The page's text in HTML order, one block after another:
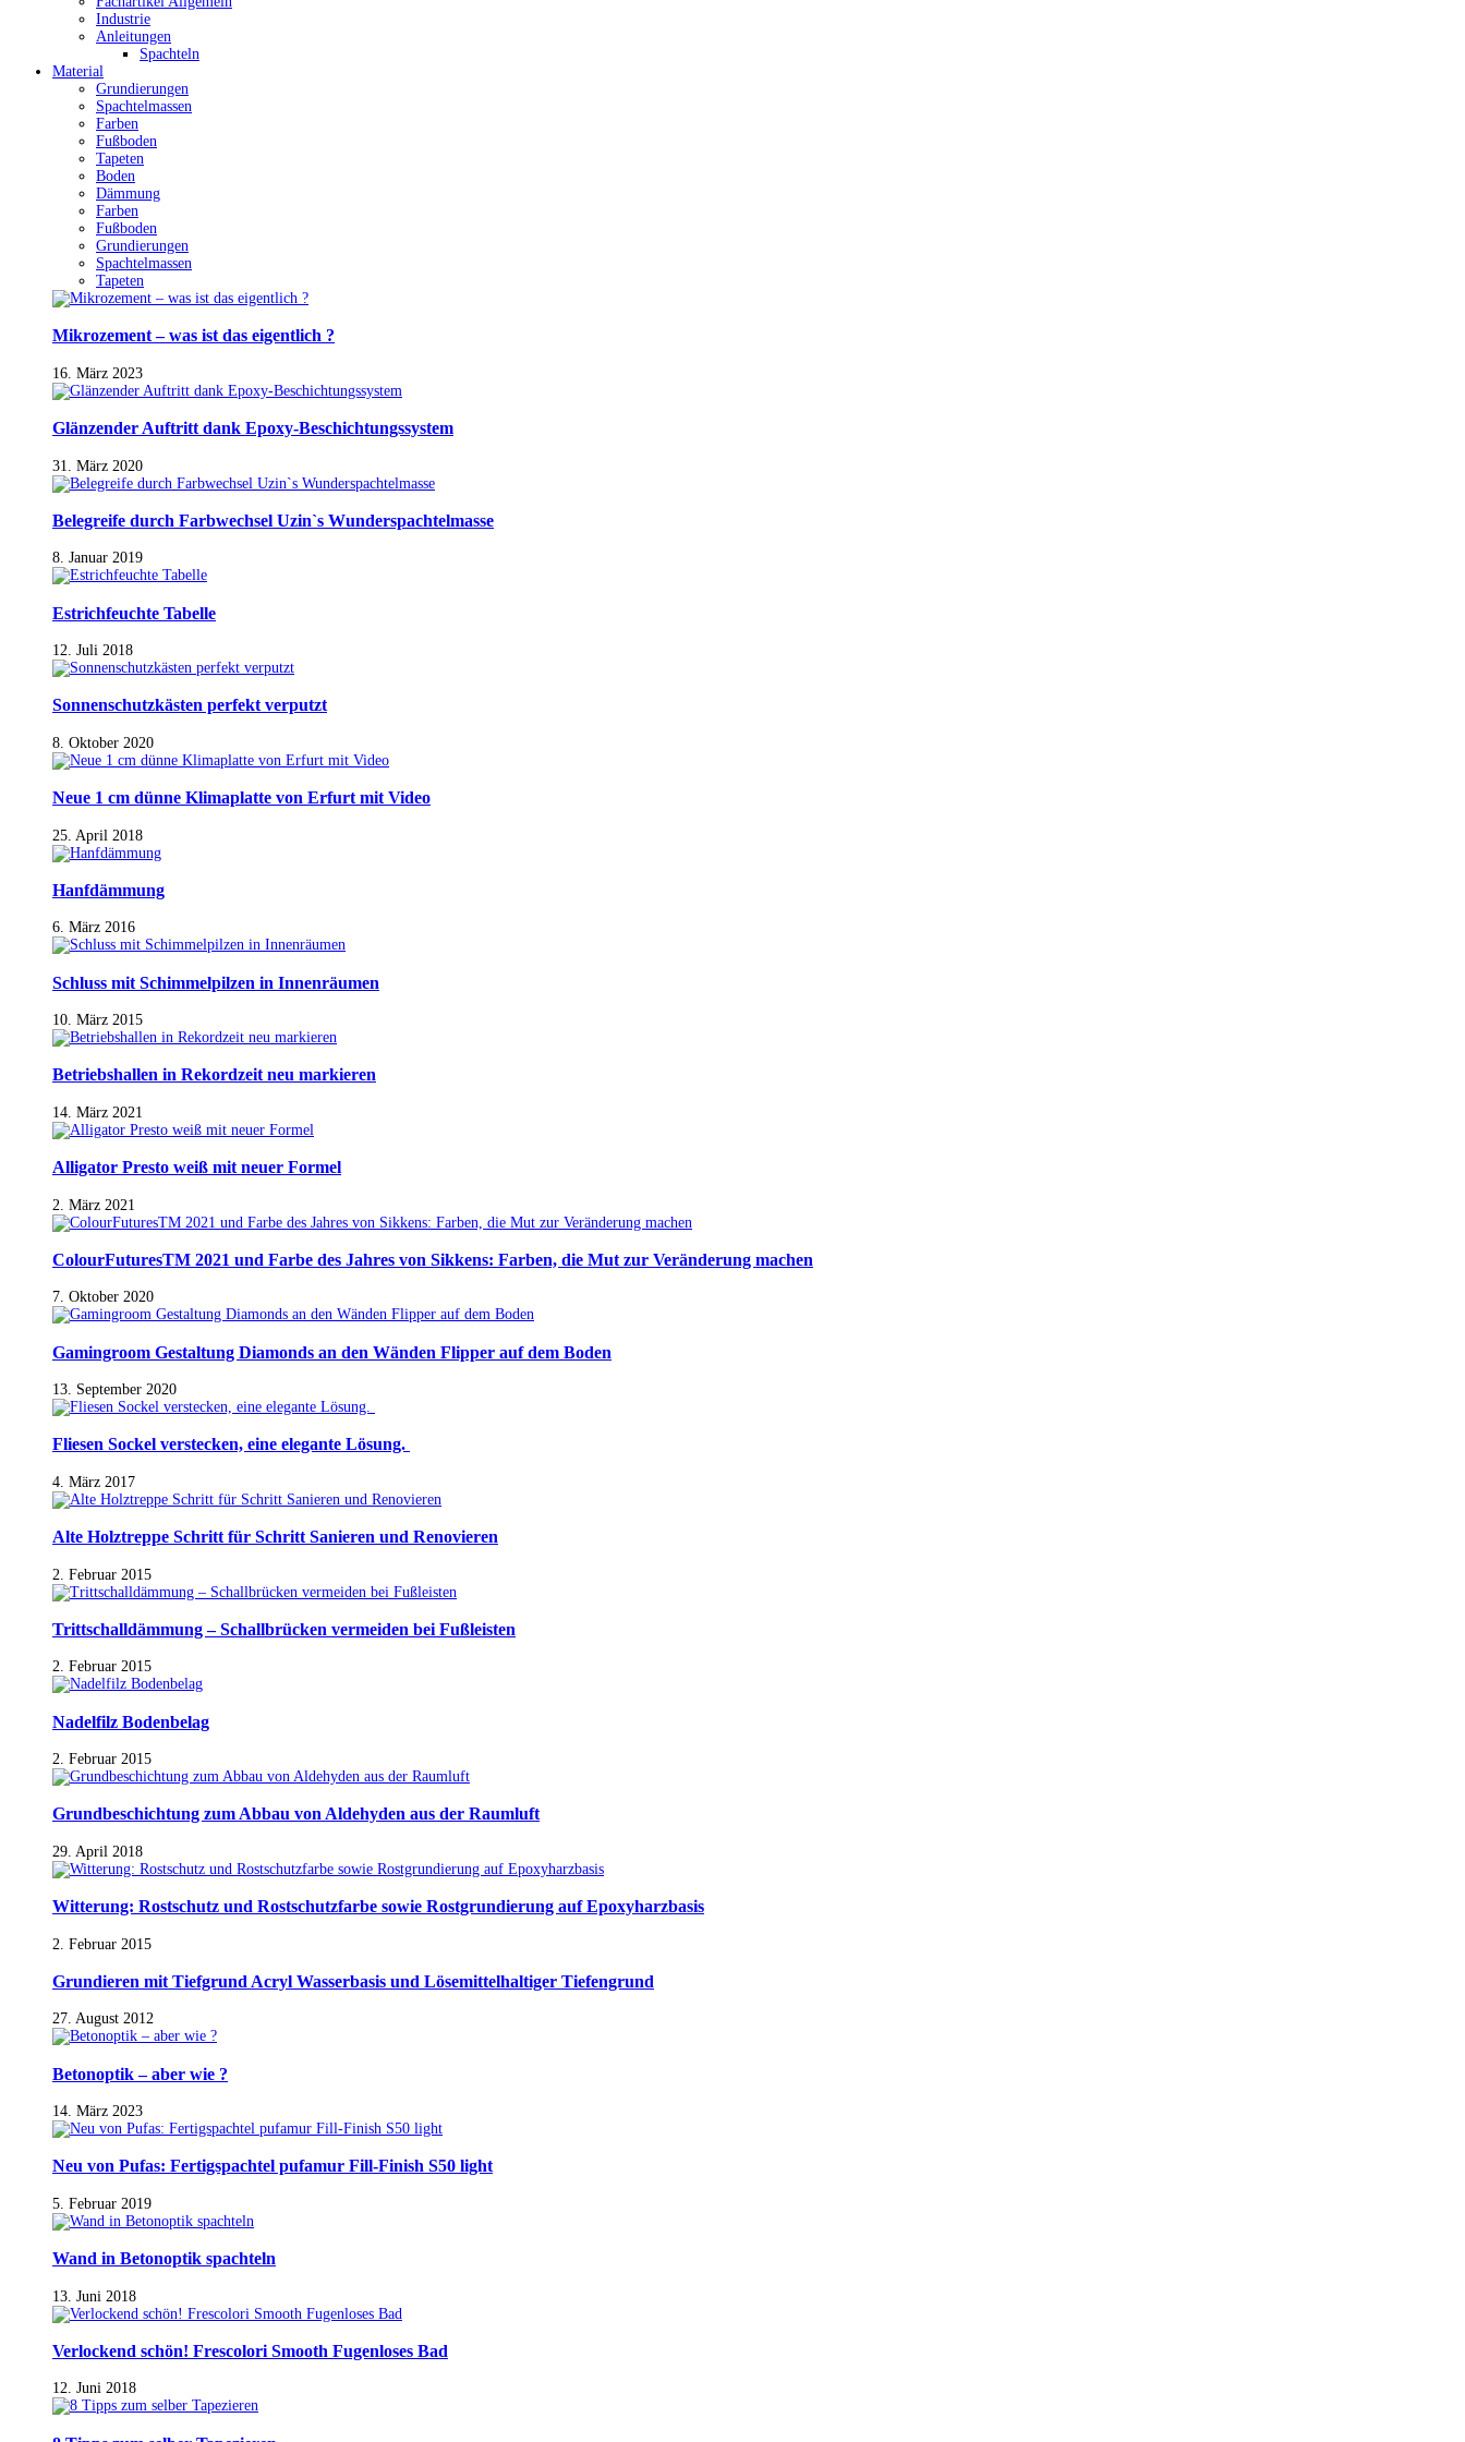
Industrie
Anleitungen
Spachteln
Material
Grundierungen
Spachtelmassen
Farben
Fußboden
Tapeten
Boden
Dämmung
Farben
Fußboden
Grundierungen
Spachtelmassen
Tapeten
Mikrozement – was ist das eigentlich ?
16. März 2023
Glänzender Auftritt dank Epoxy-Beschichtungssystem
31. März 2020
Belegreife durch Farbwechsel Uzin`s Wunderspachtelmasse
8. Januar 2019
Estrichfeuchte Tabelle
12. Juli 2018
Sonnenschutzkästen perfekt verputzt
8. Oktober 2020
Neue 1 cm dünne Klimaplatte von Erfurt mit Video
25. April 2018
Hanfdämmung
6. März 2016
Schluss mit Schimmelpilzen in Innenräumen
10. März 2015
Betriebshallen in Rekordzeit neu markieren
14. März 2021
Alligator Presto weiß mit neuer Formel
2. März 2021
ColourFuturesTM 2021 und Farbe des Jahres von Sikkens: Farben, die Mut zur Veränderung machen
7. Oktober 2020
Gamingroom Gestaltung Diamonds an den Wänden Flipper auf dem Boden
13. September 2020
Fliesen Sockel verstecken, eine elegante Lösung.
4. März 2017
Alte Holztreppe Schritt für Schritt Sanieren und Renovieren
2. Februar 2015
Trittschalldämmung – Schallbrücken vermeiden bei Fußleisten
2. Februar 2015
Nadelfilz Bodenbelag
2. Februar 2015
Grundbeschichtung zum Abbau von Aldehyden aus der Raumluft
29. April 2018
Witterung: Rostschutz und Rostschutzfarbe sowie Rostgrundierung auf Epoxyharzbasis
2. Februar 2015
Grundieren mit Tiefgrund Acryl Wasserbasis und Lösemittelhaltiger Tiefengrund
27. August 2012
Betonoptik – aber wie ?
14. März 2023
Neu von Pufas: Fertigspachtel pufamur Fill-Finish S50 light
5. Februar 2019
Wand in Betonoptik spachteln
13. Juni 2018
Verlockend schön! Frescolori Smooth Fugenloses Bad
12. Juni 2018